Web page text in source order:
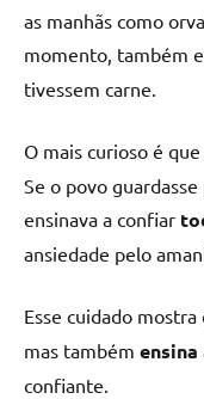
as manhãs como
momento, também
tivessem carne.
O mais curioso é
Se o povo
ensinava a confiar
ansiedade pelo
Esse cuidado mostra
mas também ensina
confiante.